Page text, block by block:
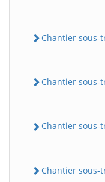
Chantier sous-
Chantier sous-
Chantier sous-
Chantier sous-